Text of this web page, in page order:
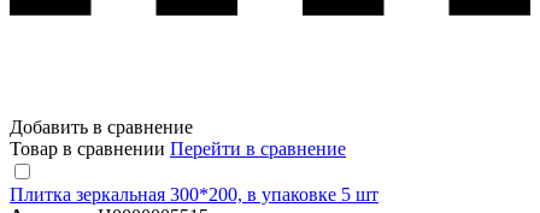
Добавить в сравнение
Товар в сравнении Перейти в сравнение
Плитка зеркальная 300*200, в упаковке 5 шт